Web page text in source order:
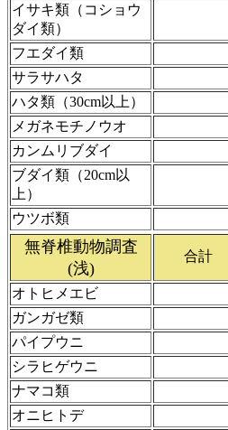
イサキ類（コショウ
ダイ類）
フエダイ類
サラサハタ
ハタ類（30cm以上）
メガネモチノウオ
カンムリブダイ
ブダイ類（20cm以
上）
ウツボ類
無脊椎動物調査
(浅)
合計
オトヒメエビ
ガンガゼ類
パイプウニ
シラヒゲウニ
ナマコ類
オニヒトデ